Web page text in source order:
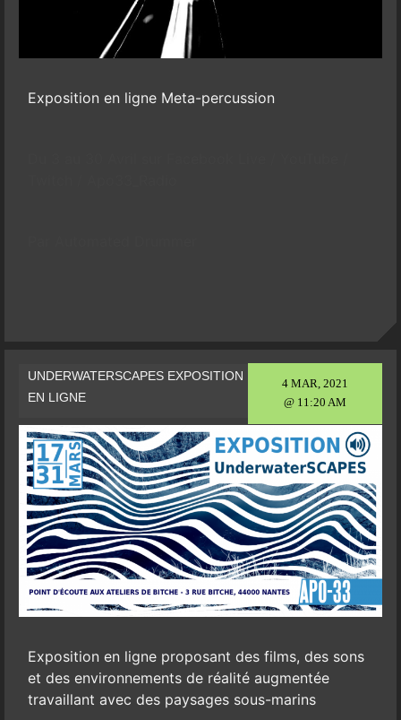
Exposition en ligne Meta-percussion
4 MAR, 2021
@ 11:20 AM
UNDERWATERSCAPES EXPOSITION
EN LIGNE
Exposition en ligne proposant des films, des sons
et des environnements de réalité augmentée
travaillant avec des paysages sous-marins